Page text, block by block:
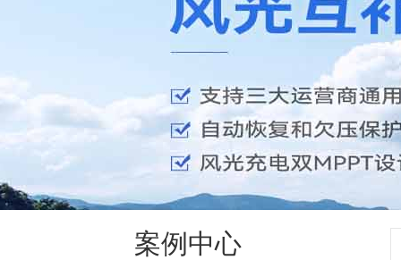
案例中心